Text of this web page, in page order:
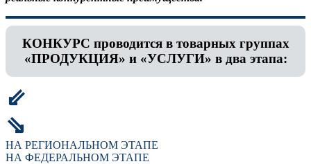
КОНКУРС проводится в товарных группах
«ПРОДУКЦИЯ» и «УСЛУГИ» в два этапа:
⇙
⇘
НА РЕГИОНАЛЬНОМ ЭТАПЕ
НА ФЕДЕРАЛЬНОМ ЭТАПЕ